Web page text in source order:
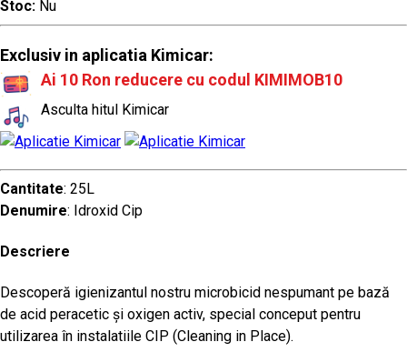
Stoc: Nu
Exclusiv in aplicatia Kimicar:
Ai 10 Ron reducere cu codul KIMIMOB10
Asculta hitul Kimicar
Cantitate: 25L
Denumire: Idroxid Cip
Descriere
Descoperă igienizantul nostru microbicid nespumant pe bază
de acid peracetic și oxigen activ, special conceput pentru
utilizarea în instalatiile CIP (Cleaning in Place).